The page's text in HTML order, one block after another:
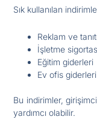
Sık kullanılan
Reklam ve
İşletme
Eğitim giderleri
Ev ofis
Bu indirimler,
yardımcı olabilir.